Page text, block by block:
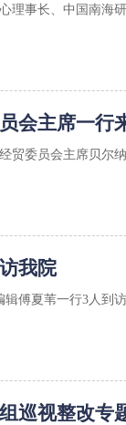
理事长、中国南海
会主席一行
贸委员会主席贝尔
我院
辑傅夏苇一行3人到
巡视整改专